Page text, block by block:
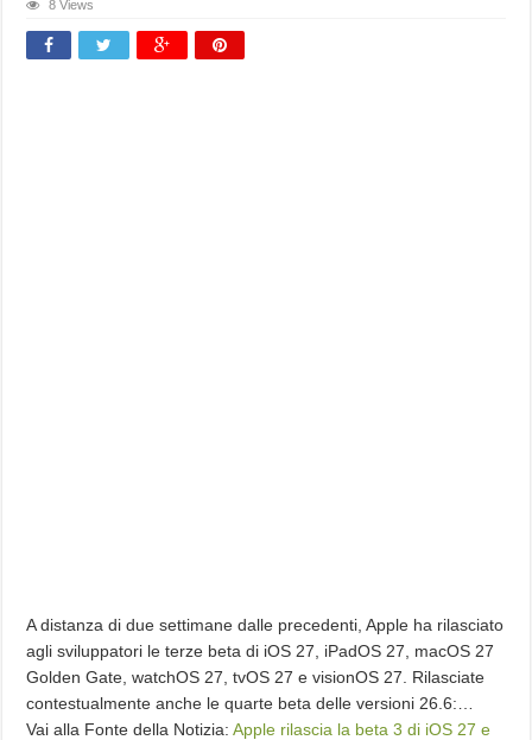
8 Views
A distanza di due settimane dalle precedenti, Apple ha rilasciato
agli sviluppatori le terze beta di iOS 27, iPadOS 27, macOS 27
Golden Gate, watchOS 27, tvOS 27 e visionOS 27. Rilasciate
contestualmente anche le quarte beta delle versioni 26.6:…
Vai alla Fonte della Notizia:Apple rilascia la beta 3 di iOS 27 e